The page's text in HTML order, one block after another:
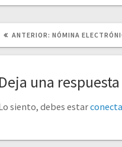
ANTERIOR: POST
NÓMINA
Deja una respuesta
siento, debes estar